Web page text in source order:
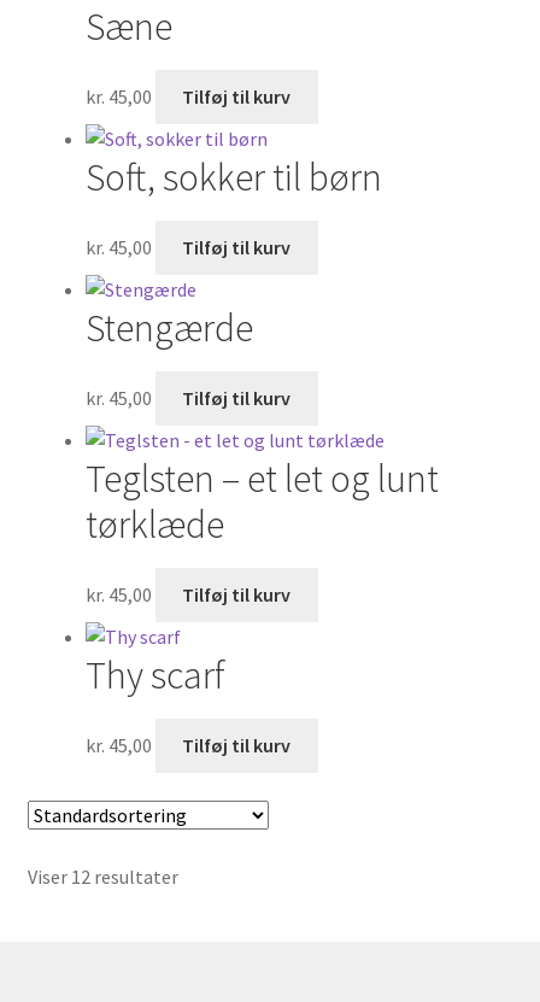
Sæne
kr. 45,00 Tilføj til kurv
Soft, sokker til børn
kr. 45,00 Tilføj til kurv
Stengærde
kr. 45,00 Tilføj til kurv
Teglsten – et let og lunt
tørklæde
kr. 45,00 Tilføj til kurv
Thy scarf
kr. 45,00 Tilføj til kurv
Viser 12 resultater